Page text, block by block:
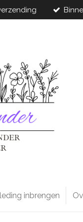
inbrengen